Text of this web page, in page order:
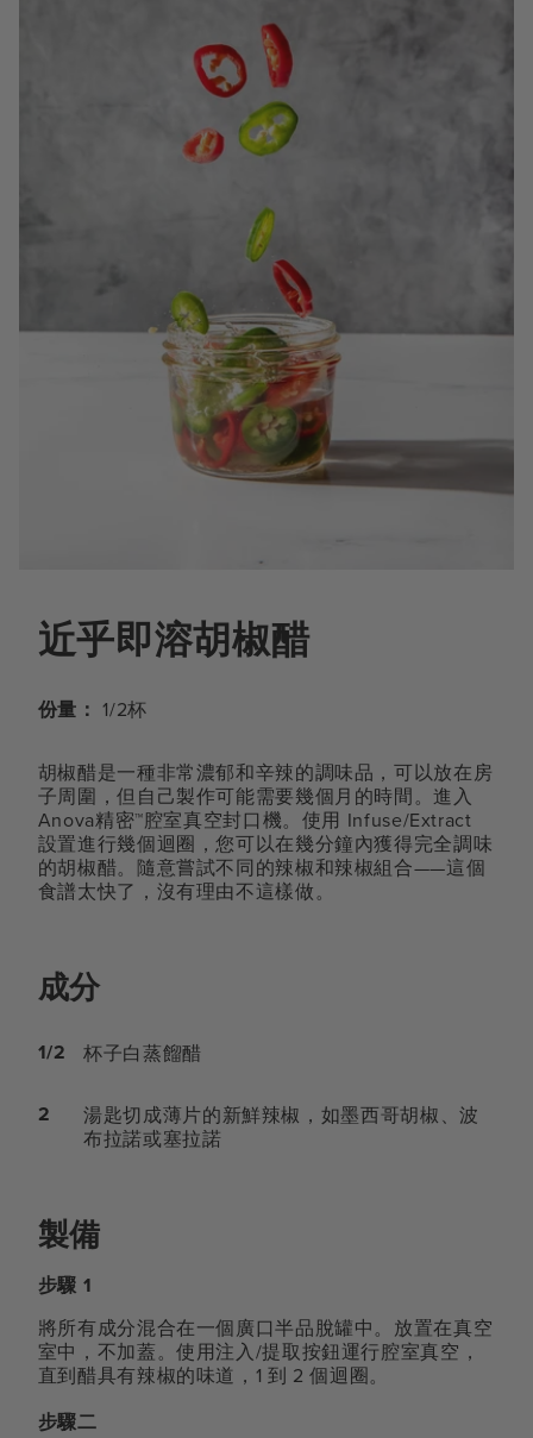
近乎即溶胡椒醋
份量： 1/2杯
胡椒醋是一種非常濃郁和辛辣的調味品，可以放在房
子周圍，但自己製作可能需要幾個月的時間。進入
Anova精密™腔室真空封口機。使用 Infuse/Extract
設置進行幾個迴圈，您可以在幾分鐘內獲得完全調味
的胡椒醋。隨意嘗試不同的辣椒和辣椒組合——這個
食譜太快了，沒有理由不這樣做。
成分
1/2 杯子白蒸餾醋
2
湯匙切成薄片的新鮮辣椒，如墨西哥胡椒、波
布拉諾或塞拉諾
製備
步驟 1
將所有成分混合在一個廣口半品脫罐中。放置在真空
室中，不加蓋。使用注入/提取按鈕運行腔室真空，
直到醋具有辣椒的味道，1 到 2 個迴圈。
步驟二